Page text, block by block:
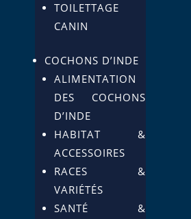
TOILETTAGE
CANIN
COCHONS D’INDE
ALIMENTATION
DES COCHONS
D’INDE
HABITAT &
ACCESSOIRES
RACES &
VARIÉTÉS
SANTÉ &